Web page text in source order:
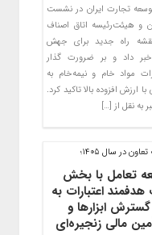
تجارت ایران در نشست
و هیئت‌رئیسه اتاق اصناف
نقشه راه جدید برای جهش
داد و بر ضرورت گذار
مواد خام و نیمه‌خام به
ارزش افزوده بالا تاکید کرد.
به نقل از […]
در سال 1405؛
تعامل با بخش
اعتبارات به
ابزارها و
مالی زنجیره‌ای